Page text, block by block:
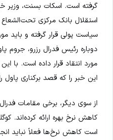
گرفته است. اسکات بسنت، وزیر
استقلال بانک مرکزی
سیاست پولی قرار گرفته و باید
دوباره رئیس فدرال رزرو، جروم
این خبر را که قصد برکناری پاول
از سوی دیگر، برخی مقامات
است کاهش نرخ‌ها فعلاً نباید